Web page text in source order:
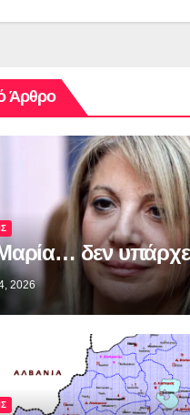
Άρθρο
δεν
2026